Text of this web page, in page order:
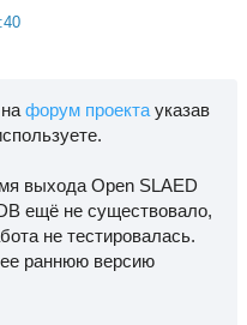
форум проекта указав
выхода Open SLAED
ещё не существовало,
не тестировалась.
раннюю версию